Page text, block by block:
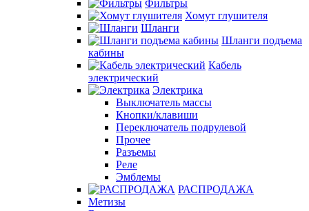
Фильтры
Хомут глушителя
Шланги
Шланги подъема
кабины
Кабель
электрический
Электрика
Выключатель массы
Кнопки/клавиши
Переключатель подрулевой
Прочее
Разъемы
Реле
Эмблемы
РАСПРОДАЖА
Метизы